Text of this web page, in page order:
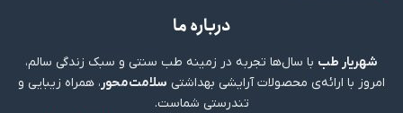
درباره ما
شهریار طب با سال‌ها تجربه در زمینه طب سنتی و سبک زندگی سالم،
امروز با ارائه‌ی محصولات آرایشی بهداشتی سلامت‌محور ، همراه زیبایی و
تندرستی شماست.